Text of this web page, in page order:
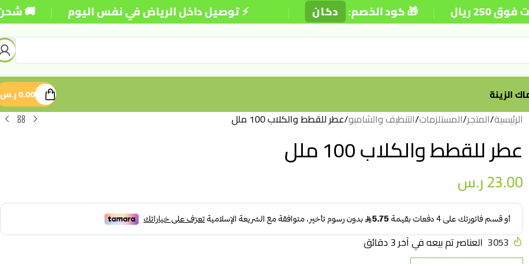
⚡ توصيل داخل الرياض في نفس اليوم | 🚚 شحن مجاني | 🎁 كود الخصم: دكان |
الزينة 0.00ر.س
الرئيسية/المتجر/المستلزمات/التنظيف والشامبو/عطر للقطط والكلاب 100 ملل
عطر للقطط والكلاب 100 ملل
23.00ر.س
3053 العناصر تم بيعه في آخر 3 دقائق